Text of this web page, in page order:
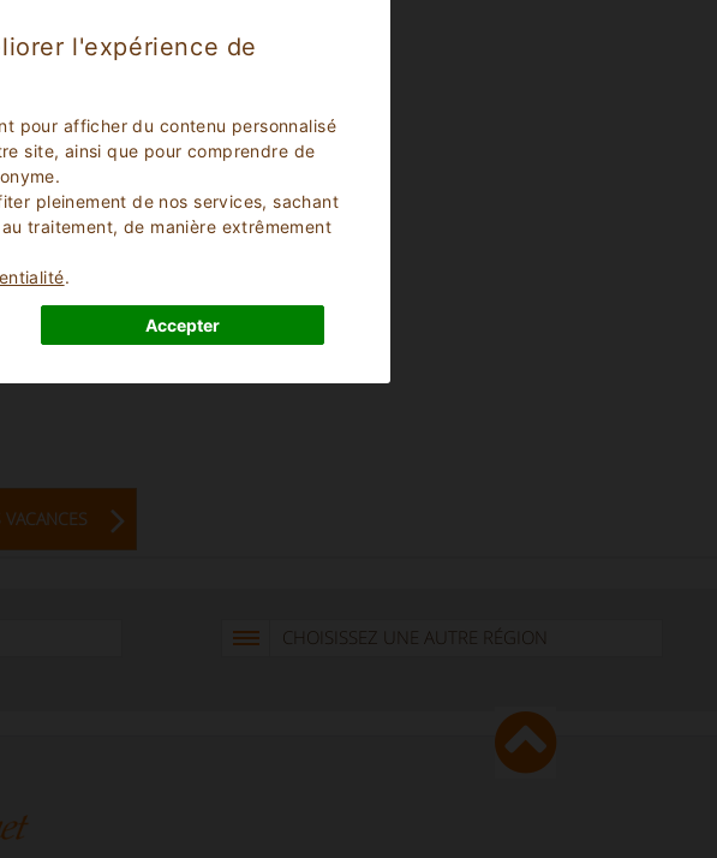
l'expérience de
pour afficher du contenu personnalisé
site, ainsi que pour comprendre de
pleinement de nos services, sachant
traitement, de manière extrêmement
.
Accepter
CHOISISSEZ UNE AUTRE RÉGION